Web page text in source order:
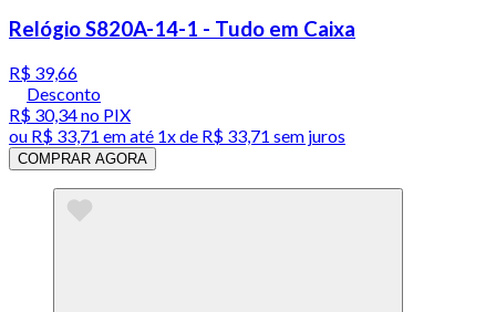
Relógio S820A-14-1 - Tudo em Caixa
R$ 39,66
Desconto
R$ 30,34no PIX
ou R$ 33,71 em até 1x de R$ 33,71 sem juros
COMPRAR AGORA